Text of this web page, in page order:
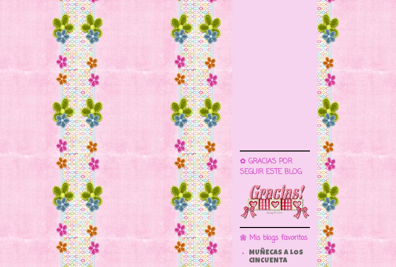
✿ GRACIAS POR
SEGUIR ESTE BLOG
🌼 Mis blogs favoritos
MUÑECAS A LOS
CINCUENTA